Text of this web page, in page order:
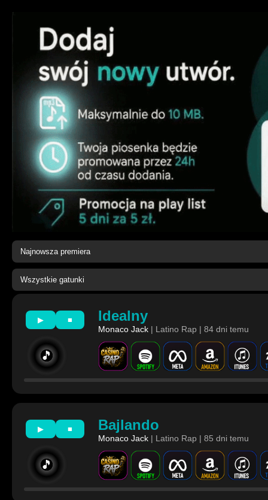
▶ ■
🎵
Idealny
Monaco Jack | Latino Rap | 84 dni temu
▶ ■
🎵
Bajlando
Monaco Jack | Latino Rap | 85 dni temu